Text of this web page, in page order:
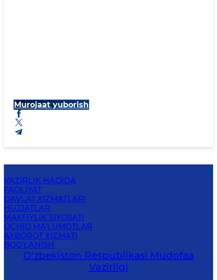
Murojaat yuborish
VAZIRLIK HAQIDA
FAOLIYAT
DAVLAT XIZMATLARI
HUJJATLAR
MAXFIYLIK SIYOSATI
OCHIQ MA'LUMOTLAR
AXBOROT XIZMATI
BOG‘LANISH
O‘zbekiston Respublikasi Mudofaa
Vazirligi